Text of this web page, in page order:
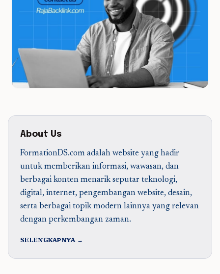
About Us
FormationDS.com adalah website yang hadir
untuk memberikan informasi, wawasan, dan
berbagai konten menarik seputar teknologi,
digital, internet, pengembangan website, desain,
serta berbagai topik modern lainnya yang relevan
dengan perkembangan zaman.
SELENGKAPNYA →